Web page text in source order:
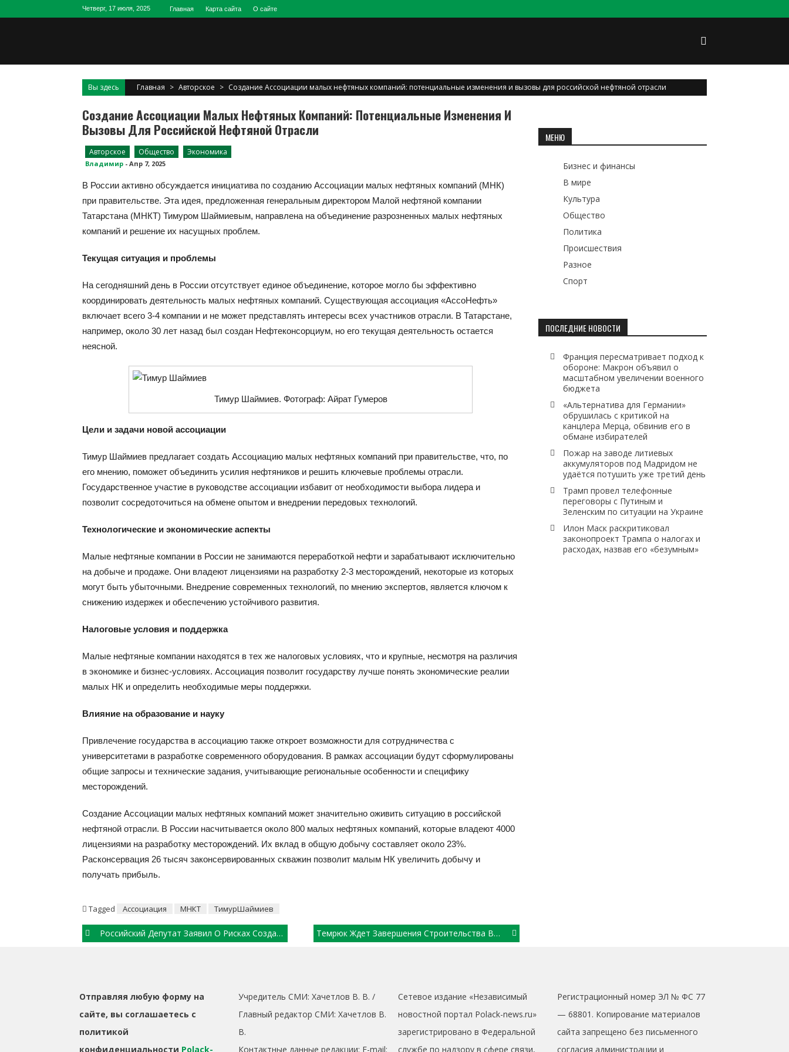
Четверг, 17 июля, 2025 Главная Карта сайта О сайте
Вы здесь Главная > Авторское > Создание Ассоциации малых нефтяных компаний: потенциальные изменения и вызовы для российской нефтяной отрасли
Создание Ассоциации Малых Нефтяных Компаний: Потенциальные Изменения И
Вызовы Для Российской Нефтяной Отрасли
Авторское Общество Экономика
Владимир - Апр 7, 2025
В России активно обсуждается инициатива по созданию Ассоциации малых нефтяных компаний (МНК)
при правительстве. Эта идея, предложенная генеральным директором Малой нефтяной компании
Татарстана (МНКТ) Тимуром Шаймиевым, направлена на объединение разрозненных малых нефтяных
компаний и решение их насущных проблем.
Текущая ситуация и проблемы
На сегодняшний день в России отсутствует единое объединение, которое могло бы эффективно
координировать деятельность малых нефтяных компаний. Существующая ассоциация «АссоНефть»
включает всего 3-4 компании и не может представлять интересы всех участников отрасли. В Татарстане,
например, около 30 лет назад был создан Нефтеконсорциум, но его текущая деятельность остается
неясной.
Тимур Шаймиев. Фотограф: Айрат Гумеров
Цели и задачи новой ассоциации
Тимур Шаймиев предлагает создать Ассоциацию малых нефтяных компаний при правительстве, что, по
его мнению, поможет объединить усилия нефтяников и решить ключевые проблемы отрасли.
Государственное участие в руководстве ассоциации избавит от необходимости выбора лидера и
позволит сосредоточиться на обмене опытом и внедрении передовых технологий.
Технологические и экономические аспекты
Малые нефтяные компании в России не занимаются переработкой нефти и зарабатывают исключительно
на добыче и продаже. Они владеют лицензиями на разработку 2-3 месторождений, некоторые из которых
могут быть убыточными. Внедрение современных технологий, по мнению экспертов, является ключом к
снижению издержек и обеспечению устойчивого развития.
Налоговые условия и поддержка
Малые нефтяные компании находятся в тех же налоговых условиях, что и крупные, несмотря на различия
в экономике и бизнес-условиях. Ассоциация позволит государству лучше понять экономические реалии
малых НК и определить необходимые меры поддержки.
Влияние на образование и науку
Привлечение государства в ассоциацию также откроет возможности для сотрудничества с
университетами в разработке современного оборудования. В рамках ассоциации будут сформулированы
общие запросы и технические задания, учитывающие региональные особенности и специфику
месторождений.
Создание Ассоциации малых нефтяных компаний может значительно оживить ситуацию в российской
нефтяной отрасли. В России насчитывается около 800 малых нефтяных компаний, которые владеют 4000
лицензиями на разработку месторождений. Их вклад в общую добычу составляет около 23%.
Расконсервация 26 тысяч законсервированных скважин позволит малым НК увеличить добычу и
получать прибыль.
Tagged Ассоциация МНКТ ТимурШаймиев
PostРоссийский Депутат Заявил О Рисках Создания «Четвертого Рейха» В Связи С Планами По Перевооружению Германии Темрюк Ждет Завершения Строительства Водовода
МЕНЮ
Бизнес и финансы
В мире
Культура
Общество
Политика
Происшествия
Разное
Спорт
ПОСЛЕДНИЕ НОВОСТИ
Франция пересматривает подход к
обороне: Макрон объявил о
масштабном увеличении военного
бюджета
«Альтернатива для Германии»
обрушилась с критикой на
канцлера Мерца, обвинив его в
обмане избирателей
Пожар на заводе литиевых
аккумуляторов под Мадридом не
удаётся потушить уже третий день
Трамп провел телефонные
переговоры с Путиным и
Зеленским по ситуации на Украине
Илон Маск раскритиковал
законопроект Трампа о налогах и
расходах, назвав его «безумным»
Отправляя любую форму на
сайте, вы соглашаетесь с
политикой
конфиденциальности Polack-
Учредитель СМИ: Хaчeтлoв B. B. /
Главный редактор СМИ: Хaчeтлoв B.
B.
Контактные данные редакции: E-mail:
Сетевое издание «Независимый
новостной портал Polack-news.ru»
зарегистрировано в Федеральной
службе по надзору в сфере связи,
Регистрационный номер ЭЛ № ФС 77
— 68801. Копирование материалов
сайта запрещено без письменного
согласия администрации и